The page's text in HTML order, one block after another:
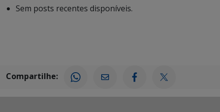
Sem posts recentes disponíveis.
Compartilhe: